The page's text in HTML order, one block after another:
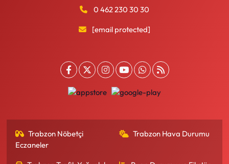
0 462 230 30 30
[email protected]
Trabzon Nöbetçi
Eczaneler
Trabzon Hava Durumu